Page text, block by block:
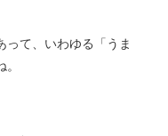
って、いわゆる「うま